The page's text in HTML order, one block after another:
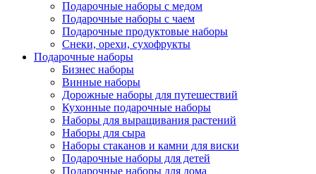
Подарочные наборы с медом
Подарочные наборы с чаем
Подарочные продуктовые наборы
Снеки, орехи, сухофрукты
Подарочные наборы
Бизнес наборы
Винные наборы
Дорожные наборы для путешествий
Кухонные подарочные наборы
Наборы для выращивания растений
Наборы для сыра
Наборы стаканов и камни для виски
Подарочные наборы для детей
Подарочные наборы для дома